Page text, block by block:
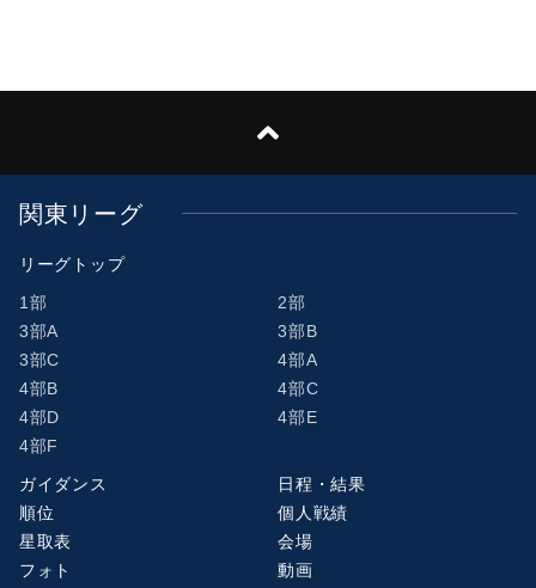
関東リーグ
リーグトップ
1部
2部
3部A
3部B
3部C
4部A
4部B
4部C
4部D
4部E
4部F
ガイダンス
日程・結果
順位
個人戦績
星取表
会場
フォト
動画